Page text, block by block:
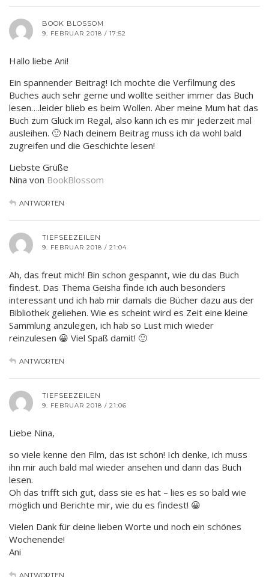
BOOK BLOSSOM
9. FEBRUAR 2018 / 17:52
Hallo liebe Ani!
Ein spannender Beitrag! Ich mochte die Verfilmung des
Buches auch sehr gerne und wollte seither immer das Buch
lesen….leider blieb es beim Wollen. Aber meine Mum hat das
Buch zum Glück im Regal, also kann ich es mir jederzeit mal
ausleihen. 🙂 Nach deinem Beitrag muss ich da wohl bald
zugreifen und die Geschichte lesen!
Liebste Grüße
Nina von BookBlossom
ANTWORTEN
TIEFSEEZEILEN
9. FEBRUAR 2018 / 21:04
Ah, das freut mich! Bin schon gespannt, wie du das Buch
findest. Das Thema Geisha finde ich auch besonders
interessant und ich hab mir damals die Bücher dazu aus der
Bibliothek geliehen. Wie es scheint wird es Zeit eine kleine
Sammlung anzulegen, ich hab so Lust mich wieder
reinzulesen 😀 Viel Spaß damit! 🙂
ANTWORTEN
TIEFSEEZEILEN
9. FEBRUAR 2018 / 21:06
Liebe Nina,
so viele kenne den Film, das ist schön! Ich denke, ich muss
ihn mir auch bald mal wieder ansehen und dann das Buch
lesen.
Oh das trifft sich gut, dass sie es hat – lies es so bald wie
möglich und Berichte mir, wie du es findest! 😀
Vielen Dank für deine lieben Worte und noch ein schönes
Wochenende!
Ani
ANTWORTEN